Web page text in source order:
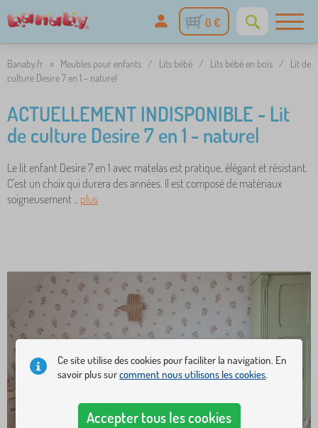
0 €
Banaby.fr » Meubles pour enfants / Lits bébé / Lits bébé en bois /
Lit de
culture Desire 7 en 1 - naturel
ACTUELLEMENT INDISPONIBLE - Lit
de culture Desire 7 en 1 - naturel
Le lit enfant Desire 7 en 1 avec matelas est pratique, élégant et résistant.
C'est un choix qui durera des années. Il est composé de matériaux
soigneusement .. plus
Ce site utilise des cookies pour faciliter la navigation. En
savoir plus surcomment nous utilisons les cookies.
Accepter tous les cookies